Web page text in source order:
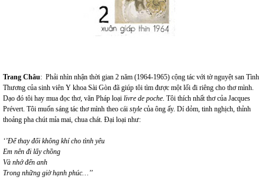
Trang Châu: Phải nhìn nhận thời gian 2 năm (1964-1965) cộng tác với tờ nguyệt san Tình
Thương của sinh viên Y khoa Sài Gòn đã giúp tôi tìm được một lối đi riêng cho thơ mình.
Dạo đó tôi hay mua đọc thơ, văn Pháp loại livre de poche. Tôi thích nhất thơ của Jacques
Prévert. Tôi muốn sáng tác thơ mình theo cái style của ông ấy. Dí dỏm, tinh nghịch, thỉnh
thoảng pha chút mỉa mai, chua chát. Đại loại như:
‘’Để thay đổi không khí cho tình yêu
Em nên đi lấy chồng
Và nhớ đến anh
Trong những giờ hạnh phúc…’’